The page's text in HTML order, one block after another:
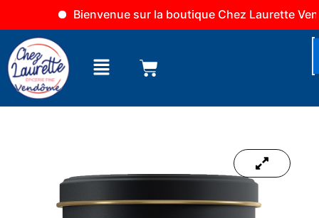
Bienvenue sur la boutique Chez Laurette
contenu
Menu